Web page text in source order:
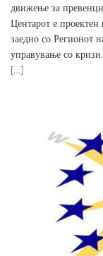
движење за
Центарот е
заедно со Регионот
управување со
[…]